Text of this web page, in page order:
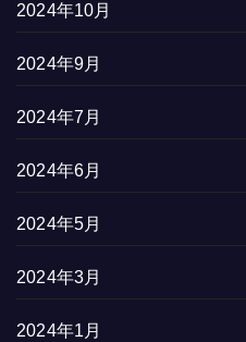
2024年10月
2024年9月
2024年7月
2024年6月
2024年5月
2024年3月
2024年1月